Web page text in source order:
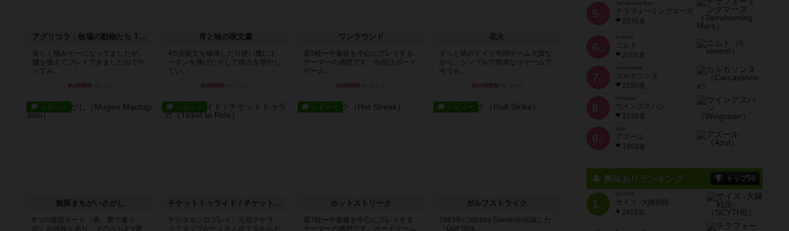
アグリコラ：牧場の動物たち THE BIG BOX
長らく積みゲーになってましたが、
腰を据えてプレイできましたのでや
ってみ...
約1時間前
宵と暁の呪文書
4/5点呪文を修得したり使い魔にト
ークンを捧げたりして得点を増やし
てい...
約4時間前
ワンラウンド
星5軽〜中量級を中心にプレイする
ゲーマーの感想です。今回はボード
ゲーム...
約8時間前
花火
ずっと前のドイツ年間ゲーム大賞な
がら、シンプルで簡単な小ゲームで
今でも...
約10時間前
レビュー
無限まちがいさがし
6つの場面カード（表、裏で違う
絵）が何枚かあり、そのうち3つ選
レビュー
チケットトゥライド / チケットトゥライドアメリカ
デジタルソロプレイ。元祖チケラ
イ？マップがたくさん出てるからど
レビュー
ホットストリーク
星7軽〜中量級を中心にプレイする
ゲーマーの感想です。ボードゲーム
レビュー
ガルフストライク
1983年にVictory Gamesが出版した
『Gulf Strik...
5 位
Terraforming Mars
テラフォーミングマーズ
2370名
6 位
ニムト
2201名
7 位
Carcassonne
カルカソンヌ
2190名
8 位
Wingspan
ウイングスパン
2149名
9 位
Azul
アズール
1903名
興味ありランキング トップ50
1位
SCYTHE
サイズ -大鎌戦役-
2415名